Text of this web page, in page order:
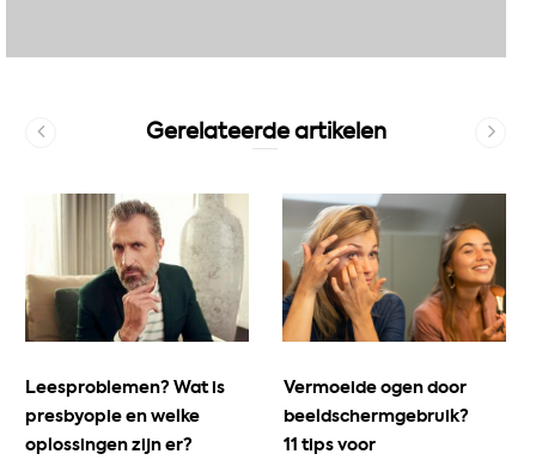
Gerelateerde artikelen
Leesproblemen? Wat is
presbyopie en welke
oplossingen zijn er?
Vermoeide ogen door
beeldschermgebruik?
11 tips voor